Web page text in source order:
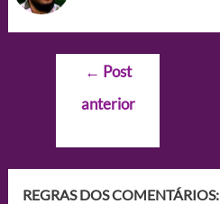
Navegação
Post
← Post
anterior
REGRAS DOS COMENTÁRIOS: